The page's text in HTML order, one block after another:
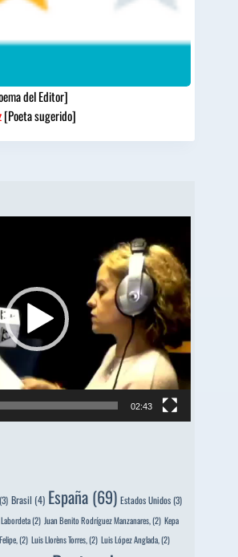
del Editor]
[Poeta sugerido]
02:43
(3) Brasil (4) España (69) Estados Unidos(3)
(2) Juan Benito Rodríguez Manzanares, (2) Kepa
(2) Luis Llorèns Torres, (2) Luis López Anglada, (2)